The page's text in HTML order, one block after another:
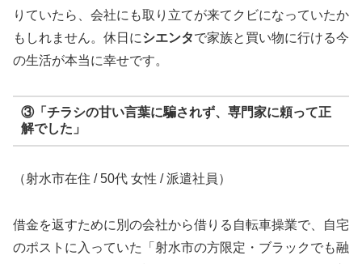
りていたら、会社にも取り立てが来てクビになっていたか
もしれません。休日にシエンタで家族と買い物に行ける今
の生活が本当に幸せです。
③「チラシの甘い言葉に騙されず、専門家に頼って正
解でした」
（射水市在住 / 50代 女性 / 派遣社員）
借金を返すために別の会社から借りる自転車操業で、自宅
のポストに入っていた「射水市の方限定・ブラックでも融